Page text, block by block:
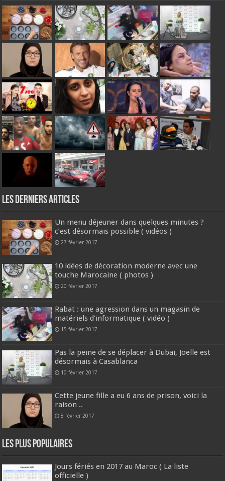
Les derniers articles
Un menu déjeuner dans quelques minutes ?
c’est désormais possible ( vidéos )
27 février 2017
10 idées de décoration moderne avec une
touche Marocaine ( photos )
20 février 2017
Rabat : une agression dans un magasin de
matériels d’informatique ( vidéo )
15 février 2017
Pas la peine de se déplacer à Dubai, Joelle est
désormais à Casablanca
10 février 2017
Cette jeune fille a eu 6 ans de prison, voici la
raison ..
8 février 2017
Les plus populaires
Jours fériés en 2017 au Maroc ( La liste
officielle )